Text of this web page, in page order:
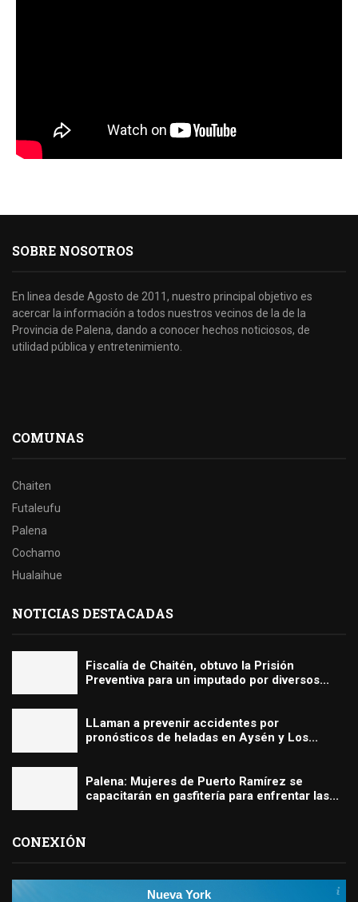
SOBRE NOSOTROS
En linea desde Agosto de 2011, nuestro principal objetivo es
acercar la información a todos nuestros vecinos de la de la
Provincia de Palena, dando a conocer hechos noticiosos, de
utilidad pública y entretenimiento.
COMUNAS
Chaiten
Futaleufu
Palena
Cochamo
Hualaihue
NOTICIAS DESTACADAS
Fiscalía de Chaitén, obtuvo la Prisión
Preventiva para un imputado por diversos...
LLaman a prevenir accidentes por
pronósticos de heladas en Aysén y Los...
Palena: Mujeres de Puerto Ramírez se
capacitarán en gasfitería para enfrentar las...
CONEXIÓN
Nueva York